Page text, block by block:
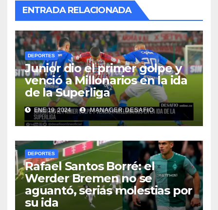
ENTRADA RELACIONADA
DEPORTES
Junior dio el primer golpe y
venció a Millonarios en la ida
de la Superliga
ENE 19, 2024 MANAGER.DESAFIO
DEPORTES
Rafael Santos Borré: el
Werder Bremen no se
aguantó, serias molestias por
su ida